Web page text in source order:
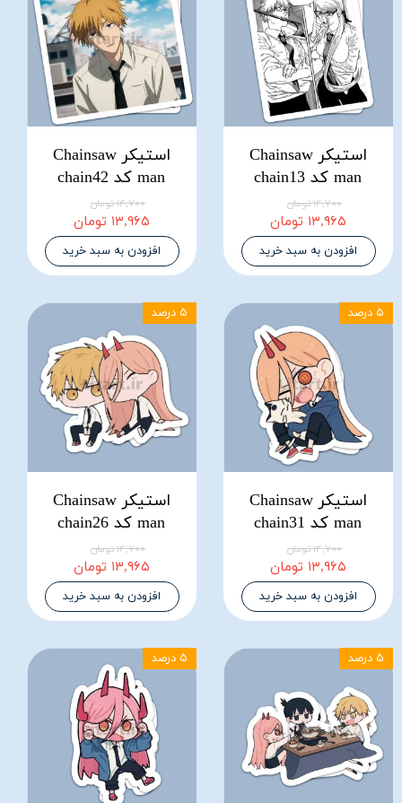
استیکر Chainsaw
man کد chain13
۱۴,۷۰۰ تومان
۱۳,۹۶۵ تومان
افزودن به سبد خرید
استیکر Chainsaw
man کد chain42
۱۴,۷۰۰ تومان
۱۳,۹۶۵ تومان
افزودن به سبد خرید
استیکر Chainsaw
man کد chain31
۱۴,۷۰۰ تومان
۱۳,۹۶۵ تومان
افزودن به سبد خرید
۵ درصد
استیکر Chainsaw
man کد chain26
۱۴,۷۰۰ تومان
۱۳,۹۶۵ تومان
افزودن به سبد خرید
۵ درصد
۵ درصد ۵ درصد